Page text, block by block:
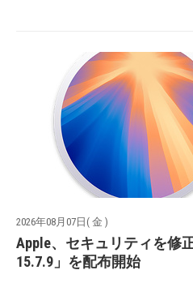
2026年08月07日( 金 )
Apple、セキュリティを修
15.7.9」を配布開始